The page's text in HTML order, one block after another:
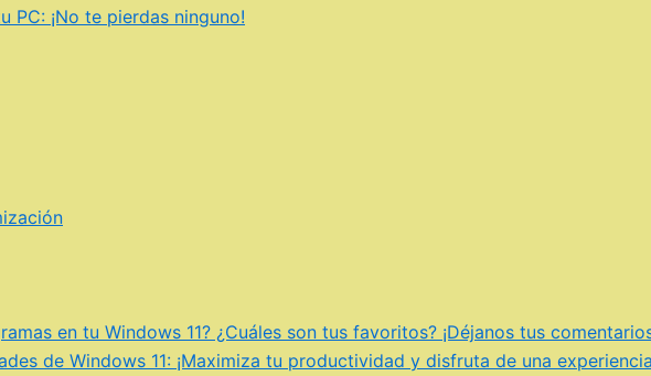
PC: ¡No te pierdas ninguno!
en tu Windows 11? ¿Cuáles son tus favoritos? ¡Déjanos tus
de Windows 11: ¡Maximiza tu productividad y disfruta de una